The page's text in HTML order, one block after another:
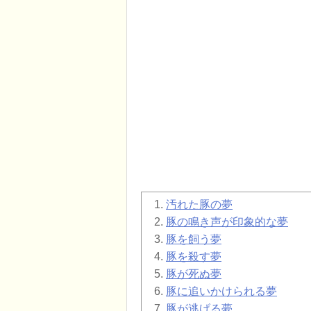
汚れた豚の夢
豚の鳴き声が印象的な夢
豚を飼う夢
豚を殺す夢
豚が死ぬ夢
豚に追いかけられる夢
豚が逃げる夢